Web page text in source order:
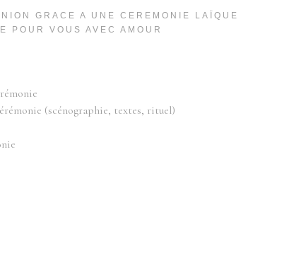
GRACE A UNE CEREMONIE LAÏQUE
POUR VOUS AVEC AMOUR
(scénographie, textes, rituel)